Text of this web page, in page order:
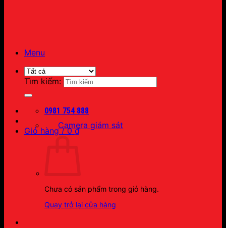
Menu
Tìm kiếm:
0981 754 888
Giỏ hàng /0₫
Chưa có sản phẩm trong giỏ hàng.
Quay trở lại cửa hàng
Camera giám sát